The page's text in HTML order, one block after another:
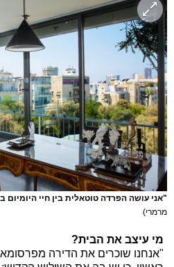
"אני עושה הפרדה טוטאלית בין חיי היומיום
מרמרי)
מי עיצב את הבית?
"אנחנו שוכרים את הדירה